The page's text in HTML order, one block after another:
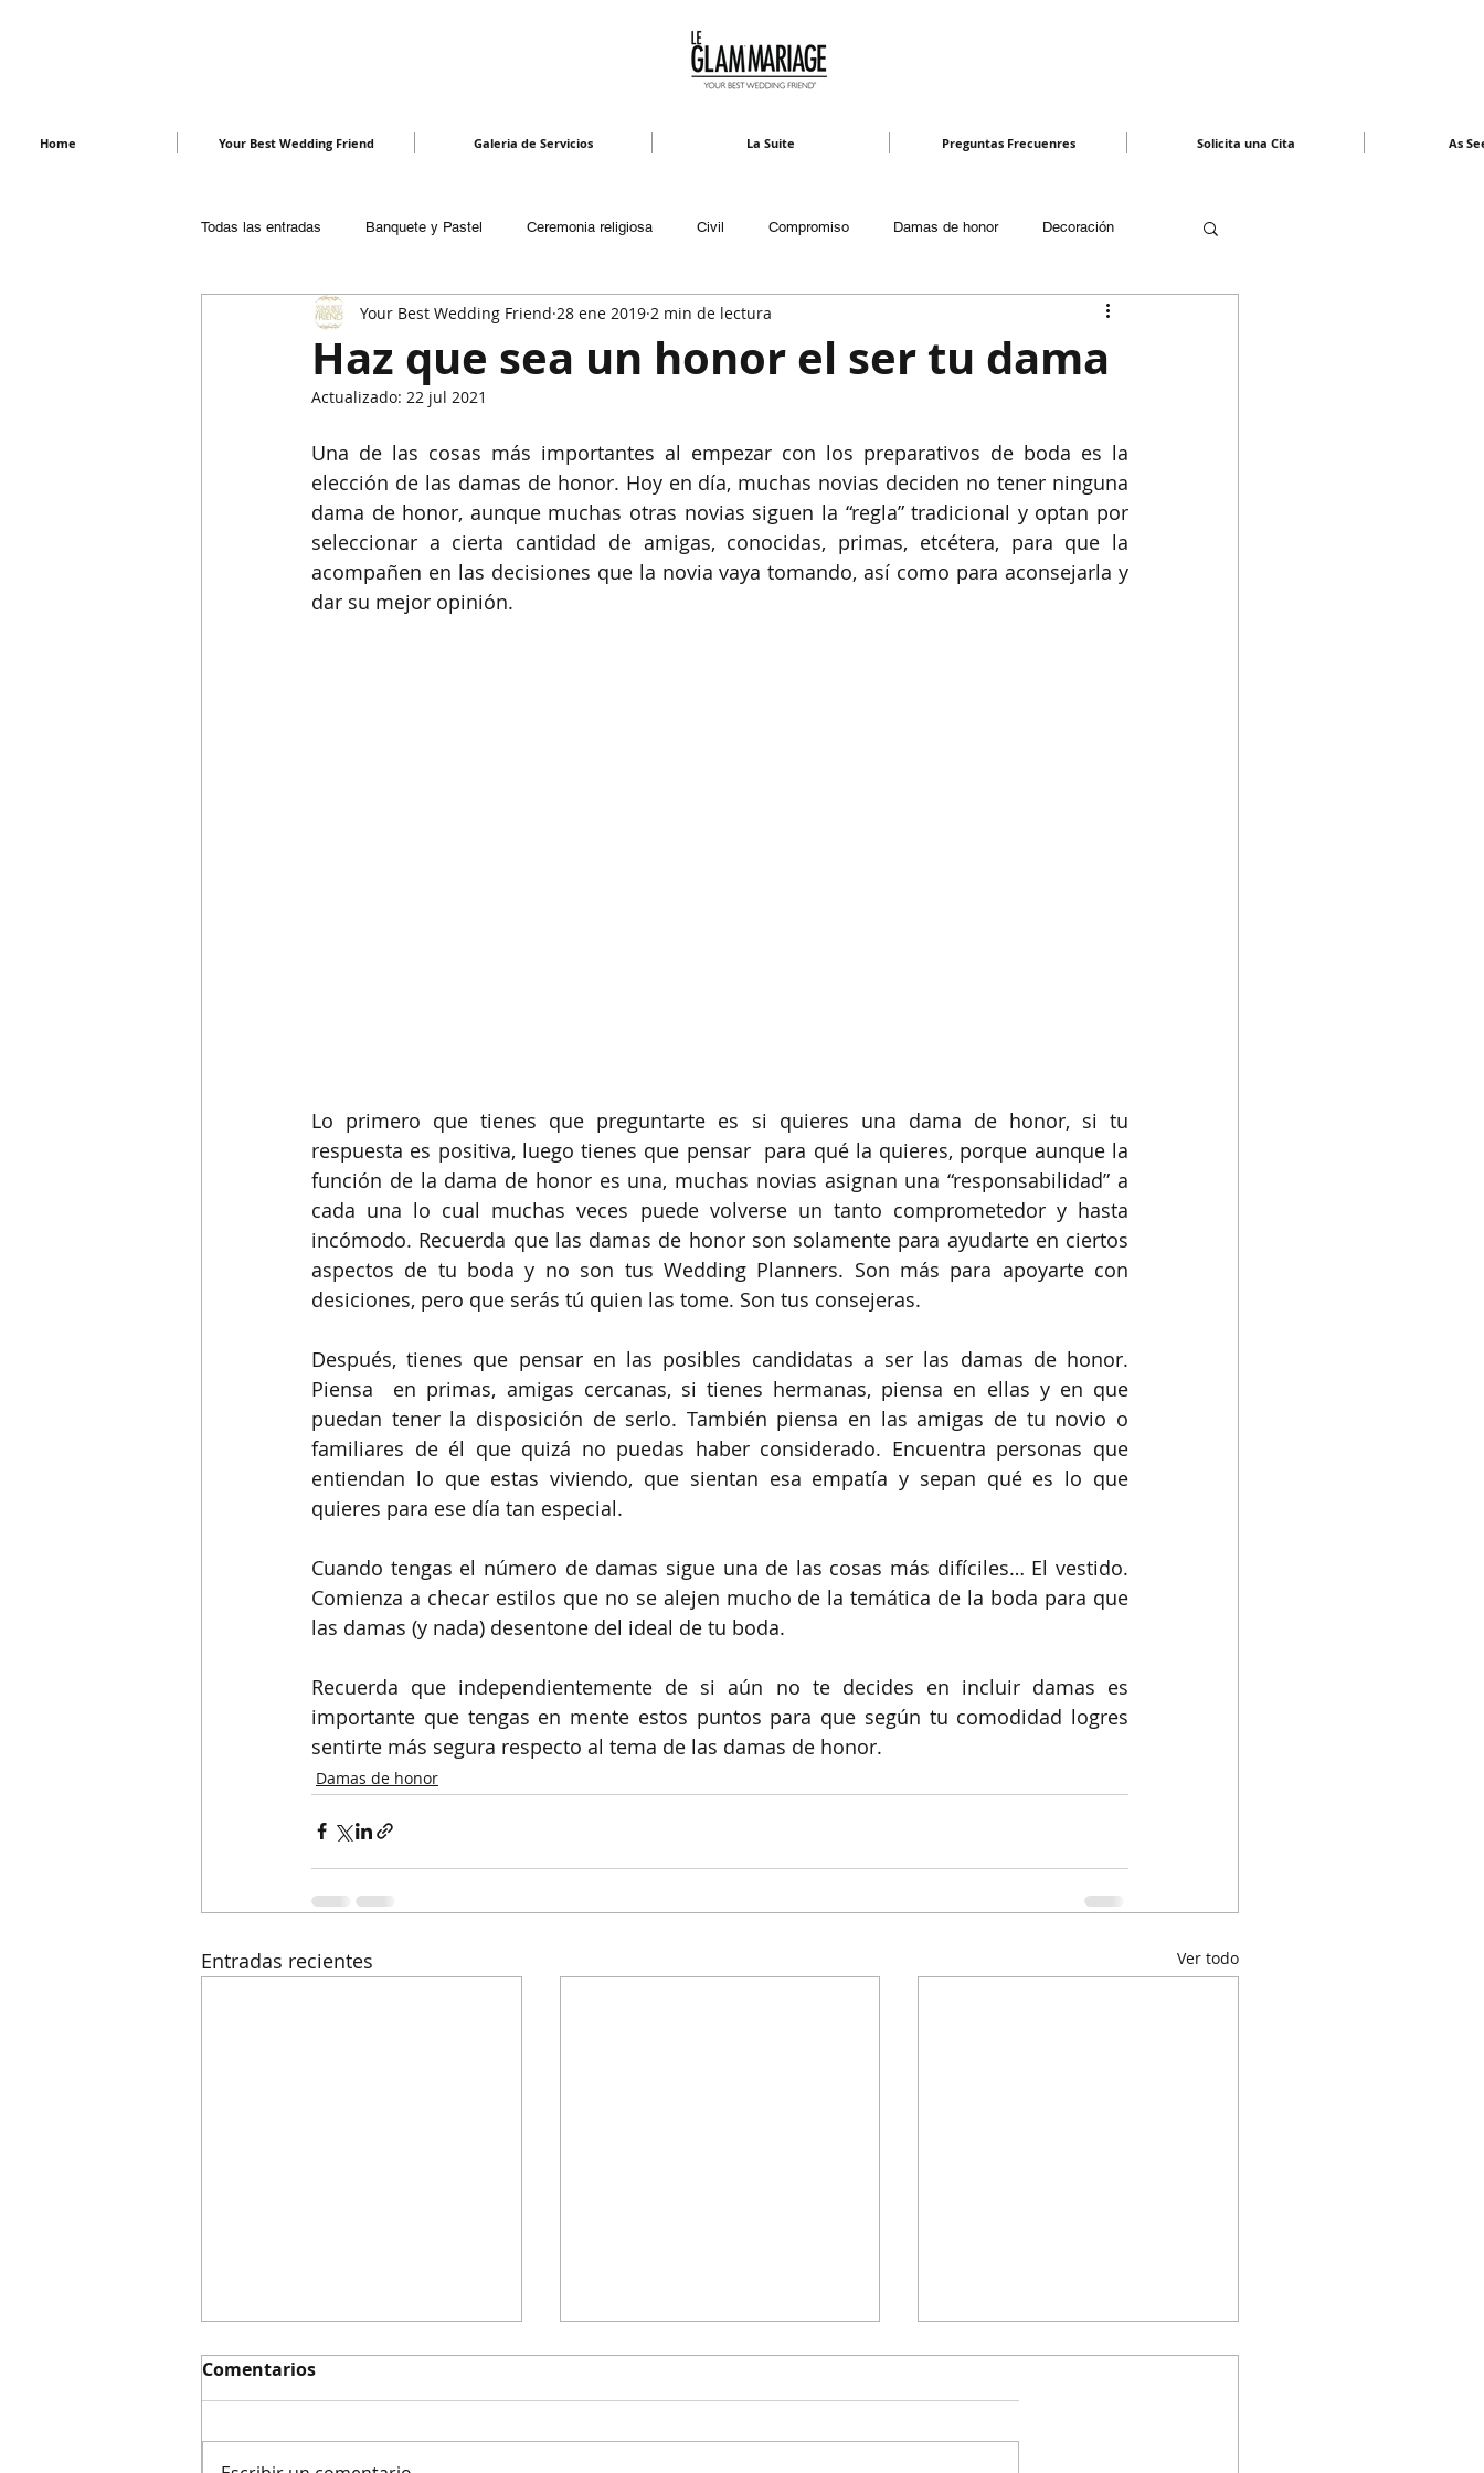
Home Your Best Wedding Friend Galeria de Servicios La Suite Preguntas Frecuenres Solicita una Cita As
Todas las entradas Banquete y Pastel Ceremonia religiosa Civil Compromiso Damas de honor Decoración
Despedida de soltera Fotografía y Video Invitaciones Invitados
Mitos, Supersticiones y Tradiciones
Regalos Vestido Wedding planner
Haz que sea un honor el ser tu dama
Your Best Wedding Friend 28 ene 2019 2 min de lectura
Actualizado: 22 jul 2021
Una de las cosas más importantes al empezar con los preparativos de boda es la
elección de las damas de honor. Hoy en día, muchas novias deciden no tener ninguna
dama de honor, aunque muchas otras novias siguen la “regla” tradicional y optan por
seleccionar a cierta cantidad de amigas, conocidas, primas, etcétera, para que la
acompañen en las decisiones que la novia vaya tomando, así como para aconsejarla y
dar su mejor opinión.
Lo primero que tienes que preguntarte es si quieres una dama de honor, si tu
respuesta es positiva, luego tienes que pensar  para qué la quieres, porque aunque la
función de la dama de honor es una, muchas novias asignan una “responsabilidad” a
cada una lo cual muchas veces puede volverse un tanto comprometedor y hasta
incómodo. Recuerda que las damas de honor son solamente para ayudarte en ciertos
aspectos de tu boda y no son tus Wedding Planners. Son más para apoyarte con
desiciones, pero que serás tú quien las tome. Son tus consejeras.
Después, tienes que pensar en las posibles candidatas a ser las damas de honor.
Piensa  en primas, amigas cercanas, si tienes hermanas, piensa en ellas y en que
puedan tener la disposición de serlo. También piensa en las amigas de tu novio o
familiares de él que quizá no puedas haber considerado. Encuentra personas que
entiendan lo que estas viviendo, que sientan esa empatía y sepan qué es lo que
quieres para ese día tan especial.
Cuando tengas el número de damas sigue una de las cosas más difíciles… El vestido.
Comienza a checar estilos que no se alejen mucho de la temática de la boda para que
las damas (y nada) desentone del ideal de tu boda.
Recuerda que independientemente de si aún no te decides en incluir damas es
importante que tengas en mente estos puntos para que según tu comodidad logres
sentirte más segura respecto al tema de las damas de honor.
Damas de honor
Entradas recientes Ver todo
Comentarios